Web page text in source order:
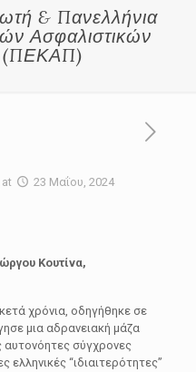
& Πανελλήνια
Ασφαλιστικών
(ΠΕΚΑΠ)
at 23 Μαΐου, 2024
Κουτίνα,
χρόνια, οδηγήθηκε σε
μια αδρανειακή μάζα
αυτονόητες σύγχρονες
ελληνικές “ιδιαιτερότητες”